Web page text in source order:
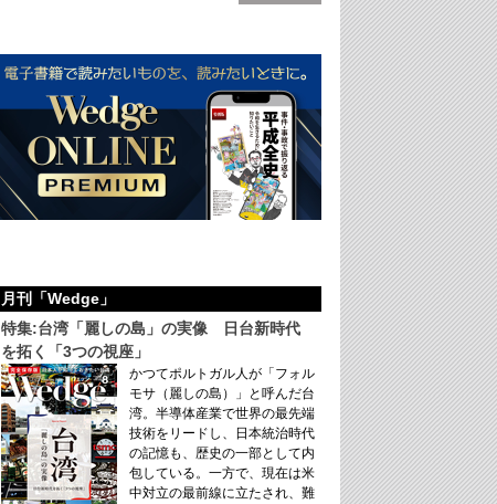
月刊「Wedge」
特集:台湾「麗しの島」の実像 日台新時代
を拓く「3つの視座」
かつてポルトガル人が「フォル
モサ（麗しの島）」と呼んだ台
湾。半導体産業で世界の最先端
技術をリードし、日本統治時代
の記憶も、歴史の一部として内
包している。一方で、現在は米
中対立の最前線に立たされ、難